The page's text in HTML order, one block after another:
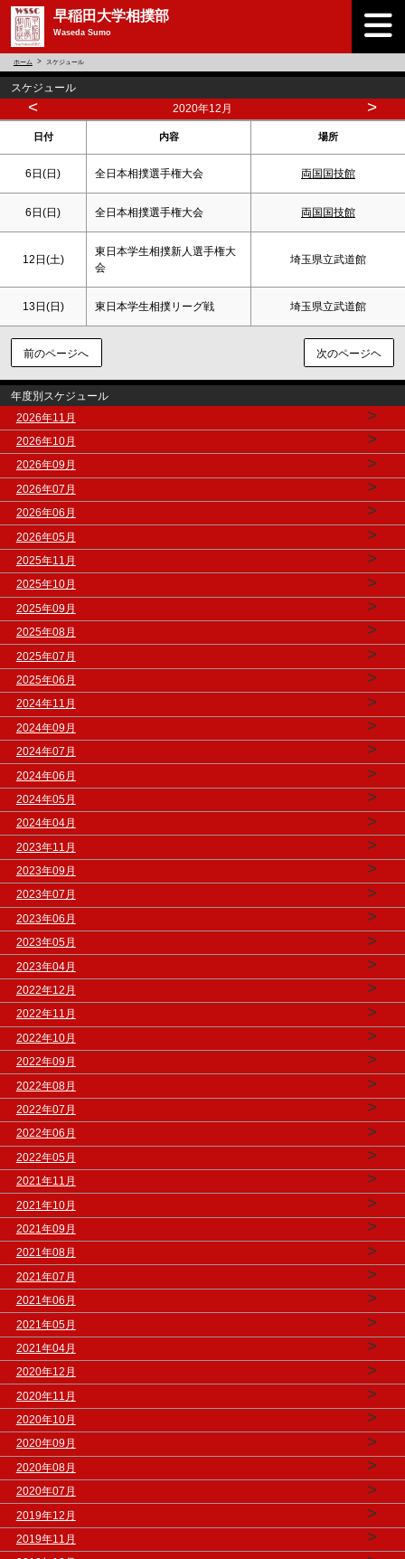
早稲田大学相撲部
Waseda Sumo
ホーム スケジュール
スケジュール
< 2020年12月 >
日付 内容 場所
6日(日) 全日本相撲選手権大会 両国国技館
6日(日) 全日本相撲選手権大会 両国国技館
12日(土)
東日本学生相撲新人選手権大
会
埼玉県立武道館
13日(日) 東日本学生相撲リーグ戦 埼玉県立武道館
前のページへ 次のページヘ
年度別スケジュール
2026年11月
>
2026年10月 >
2026年09月 >
2026年07月 >
2026年06月 >
2026年05月 >
2025年11月 >
2025年10月 >
2025年09月 >
2025年08月 >
2025年07月 >
2025年06月 >
2024年11月 >
2024年09月 >
2024年07月 >
2024年06月 >
2024年05月 >
2024年04月 >
2023年11月 >
2023年09月 >
2023年07月 >
2023年06月 >
2023年05月 >
2023年04月 >
2022年12月 >
2022年11月 >
2022年10月 >
2022年09月 >
2022年08月 >
2022年07月 >
2022年06月 >
2022年05月 >
2021年11月 >
2021年10月 >
2021年09月 >
2021年08月 >
2021年07月 >
2021年06月 >
2021年05月 >
2021年04月 >
2020年12月 >
2020年11月 >
2020年10月 >
2020年09月 >
2020年08月 >
2020年07月 >
2019年12月 >
2019年11月 >